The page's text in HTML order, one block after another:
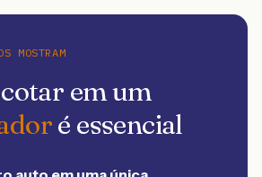
MOSTRAM
em um
é essencial